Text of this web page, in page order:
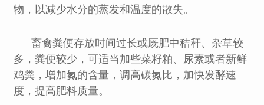
物，以减少水分的蒸发和温度的散失。
畜禽粪便存放时间过长或厩肥中秸秆、杂草较
多，粪便较少，可适当加些菜籽粕、尿素或者新鲜
鸡粪，增加氮的含量，调高碳氮比，加快发酵速
度，提高肥料质量。